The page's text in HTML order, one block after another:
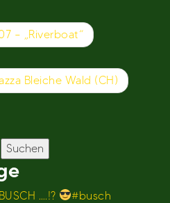
– „Riverboat“
Bleiche Wald (CH)
….!?
#busch